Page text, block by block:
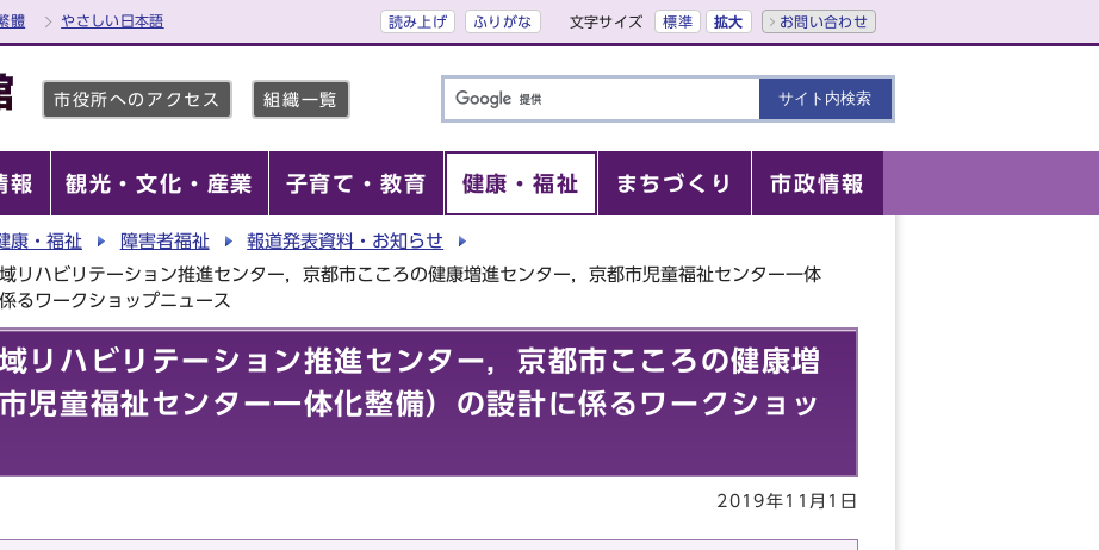
體 やさしい日本語 読み上げ ふりがな 文字サイズ 標準 拡大 お問い合わせ
市役所へのアクセス 組織一覧
報 観光・文化・産業 子育て・教育 健康・福祉 まちづくり 市政情報
康・福祉 障害者福祉
報道発表資料・お知らせ
リハビリテーション推進センター，京都市こころの健康増進センター，京都市児童福祉センター一体
るワークショップニュース
リハビリテーション推進センター，京都市こころの健康増
児童福祉センター一体化整備）の設計に係るワークショッ
2019年11月1日